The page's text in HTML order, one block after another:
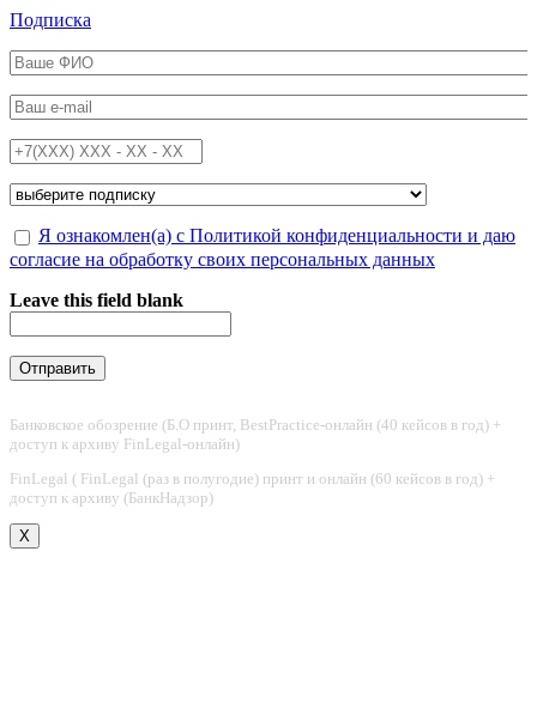
Перейти к основному содержанию
Подписка
ФИО*
Email*
Телефон*
Подписка на*
Обработка персональных данных*
Я ознакомлен(а) с Политикой конфиденциальности и даю
согласие на обработку своих персональных данных
Leave this field blank
Банковское обозрение (Б.О принт, BestPractice-онлайн (40 кейсов в год) +
доступ к архиву FinLegal-онлайн)
FinLegal ( FinLegal (раз в полугодие) принт и онлайн (60 кейсов в год) +
доступ к архиву (БанкНадзор)
X